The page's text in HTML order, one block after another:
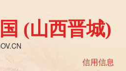
(山西晋城)
信用信息